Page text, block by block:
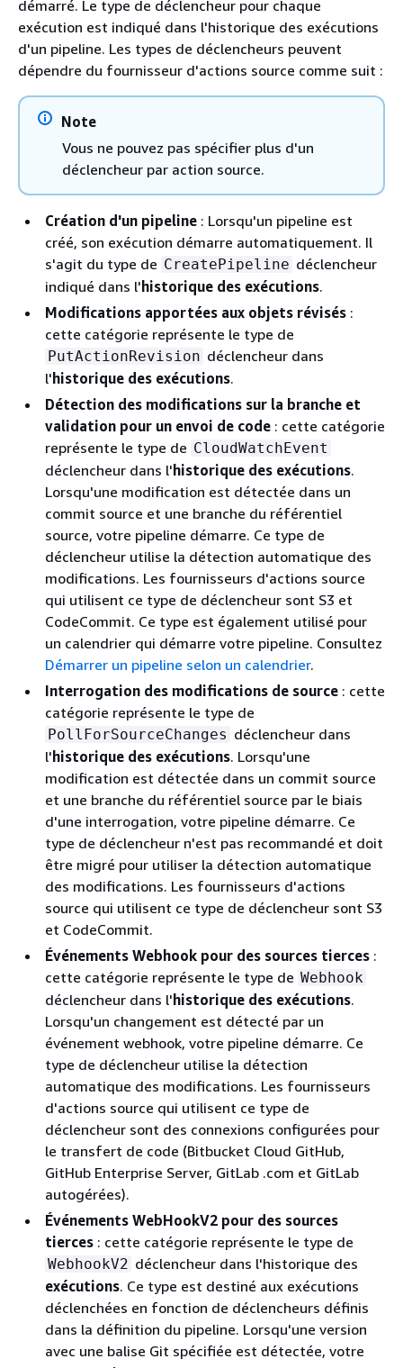
démarré. Le type de déclencheur pour chaque
exécution est indiqué dans l'historique des exécutions
d'un pipeline. Les types de déclencheurs peuvent
dépendre du fournisseur d'actions source comme suit :
Note
Vous ne pouvez pas spécifier plus d'un
déclencheur par action source.
Création d'un pipeline : Lorsqu'un pipeline est
créé, son exécution démarre automatiquement. Il
s'agit du type de CreatePipeline déclencheur
indiqué dans l' historique des exécutions.
Modifications apportées aux objets révisés :
cette catégorie représente le type de
PutActionRevision déclencheur dans
l' historique des exécutions.
Détection des modifications sur la branche et
validation pour un envoi de code : cette catégorie
représente le type de CloudWatchEvent
déclencheur dans l' historique des exécutions.
Lorsqu'une modification est détectée dans un
commit source et une branche du référentiel
source, votre pipeline démarre. Ce type de
déclencheur utilise la détection automatique des
modifications. Les fournisseurs d'actions source
qui utilisent ce type de déclencheur sont S3 et
CodeCommit. Ce type est également utilisé pour
un calendrier qui démarre votre pipeline. Consultez
Démarrer un pipeline selon un calendrier.
Interrogation des modifications de source : cette
catégorie représente le type de
PollForSourceChanges déclencheur dans
l' historique des exécutions. Lorsqu'une
modification est détectée dans un commit source
et une branche du référentiel source par le biais
d'une interrogation, votre pipeline démarre. Ce
type de déclencheur n'est pas recommandé et doit
être migré pour utiliser la détection automatique
des modifications. Les fournisseurs d'actions
source qui utilisent ce type de déclencheur sont S3
et CodeCommit.
Événements Webhook pour des sources tierces :
cette catégorie représente le type de Webhook
déclencheur dans l' historique des exécutions.
Lorsqu'un changement est détecté par un
événement webhook, votre pipeline démarre. Ce
type de déclencheur utilise la détection
automatique des modifications. Les fournisseurs
d'actions source qui utilisent ce type de
déclencheur sont des connexions configurées pour
le transfert de code (Bitbucket Cloud GitHub,
GitHub Enterprise Server, GitLab .com et GitLab
autogérées).
Événements WebHookV2 pour des sources
tierces : cette catégorie représente le type de
WebhookV2 déclencheur dans l'historique des
exécutions. Ce type est destiné aux exécutions
déclenchées en fonction de déclencheurs définis
dans la définition du pipeline. Lorsqu'une version
avec une balise Git spécifiée est détectée, votre